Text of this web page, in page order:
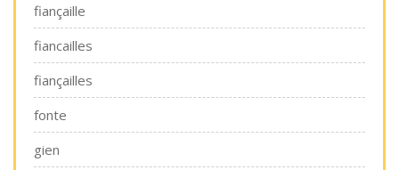
fiançaille
fiancailles
fiançailles
fonte
gien